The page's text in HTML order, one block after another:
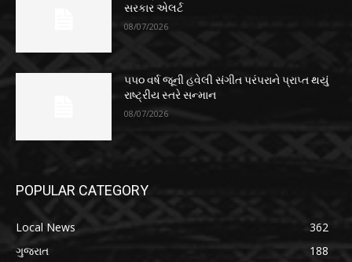
સરકાર એલર્ટ
08/07/2026
૫૫૦ વર્ષ જૂની હવેલી સંગીત પરંપરાને પ્રાપ્ત થયું
રાષ્ટ્રીય સ્તરે સન્માન
08/07/2026
POPULAR CATEGORY
Local News
362
ગુજરાત
188